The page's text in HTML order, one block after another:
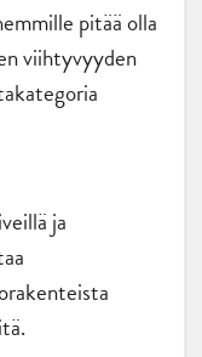
pitää olla
viihtyvyyden
ja